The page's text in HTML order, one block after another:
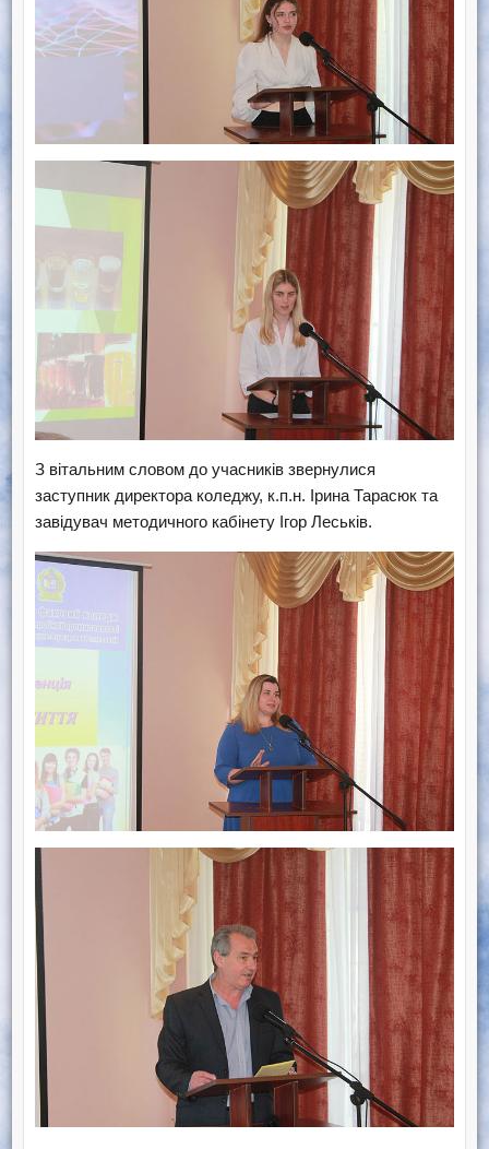
З вітальним словом до учасників звернулися
заступник директора коледжу, к.п.н. Ірина Тарасюк та
завідувач методичного кабінету Ігор Леськів.